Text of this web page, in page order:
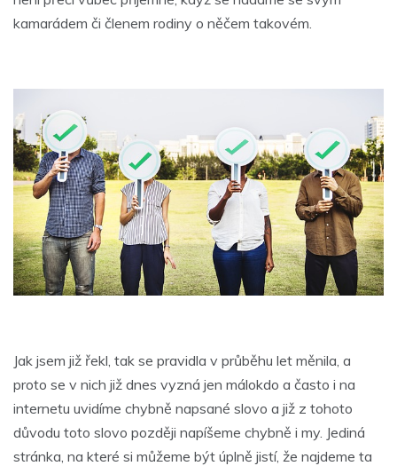
kamarádem či členem rodiny o něčem takovém.
Jak jsem již řekl, tak se pravidla v průběhu let měnila, a
proto se v nich již dnes vyzná jen málokdo a často i na
internetu uvidíme chybně napsané slovo a již z tohoto
důvodu toto slovo později napíšeme chybně i my. Jediná
stránka, na které si můžeme být úplně jistí, že najdeme ta